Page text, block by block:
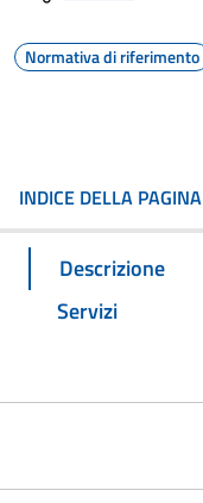
Normativa di riferimento
INDICE DELLA PAGINA
Descrizione
Servizi